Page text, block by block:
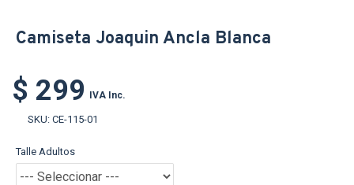
Camiseta Joaquin Ancla Blanca
$ 299 IVA Inc.
SKU: CE-115-01
Talle Adultos